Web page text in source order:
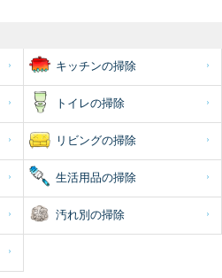
キッチンの掃除
トイレの掃除
リビングの掃除
生活用品の掃除
汚れ別の掃除